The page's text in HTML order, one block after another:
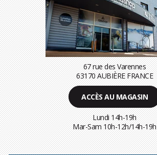
67 rue des Varennes
63170 AUBIÈRE FRANCE
ACCÈS AU MAGASIN
Lundi 14h-19h
Mar-Sam 10h-12h/14h-19h